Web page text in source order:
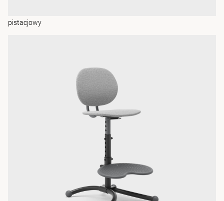
pistacjowy